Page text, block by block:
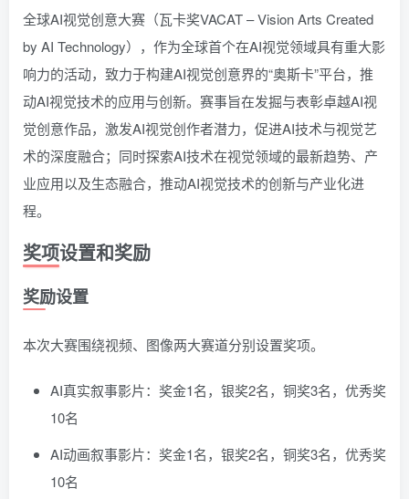
全球AI视觉创意大赛（瓦卡奖VACAT – Vision Arts Created
by AI Technology），作为全球首个在AI视觉领域具有重大影
响力的活动，致力于构建AI视觉创意界的“奥斯卡”平台，推
动AI视觉技术的应用与创新。赛事旨在发掘与表彰卓越AI视
觉创意作品，激发AI视觉创作者潜力，促进AI技术与视觉艺
术的深度融合；同时探索AI技术在视觉领域的最新趋势、产
业应用以及生态融合，推动AI视觉技术的创新与产业化进
程。
奖项设置和奖励
奖励设置
本次大赛围绕视频、图像两大赛道分别设置奖项。
AI真实叙事影片：奖金1名，银奖2名，铜奖3名，优秀奖
10名
AI动画叙事影片：奖金1名，银奖2名，铜奖3名，优秀奖
10名